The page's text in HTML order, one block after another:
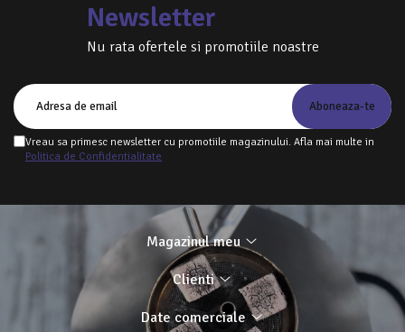
Newsletter
Nu rata ofertele si promotiile noastre
Vreau sa primesc newsletter cu promotiile magazinului. Afla mai multe in
Politica de Confidentialitate
Magazinul meu
Clienti
Date comerciale